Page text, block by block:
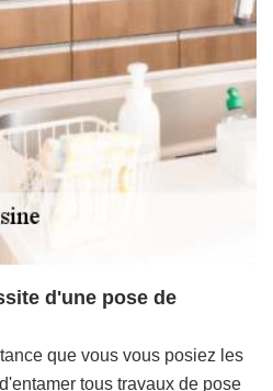
d'une pose de
que vous vous posiez les
tous travaux de pose